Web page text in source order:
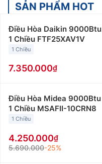
SẢN PHẨM HOT
Điều Hòa Daikin 9000Btu
1 Chiều FTF25XAV1V
1 Chiều
7.350.000
Điều Hòa Midea 9000Btu
1 Chiều MSAFII-10CRN8
1 Chiều
4.250.000
5.690.000-25%